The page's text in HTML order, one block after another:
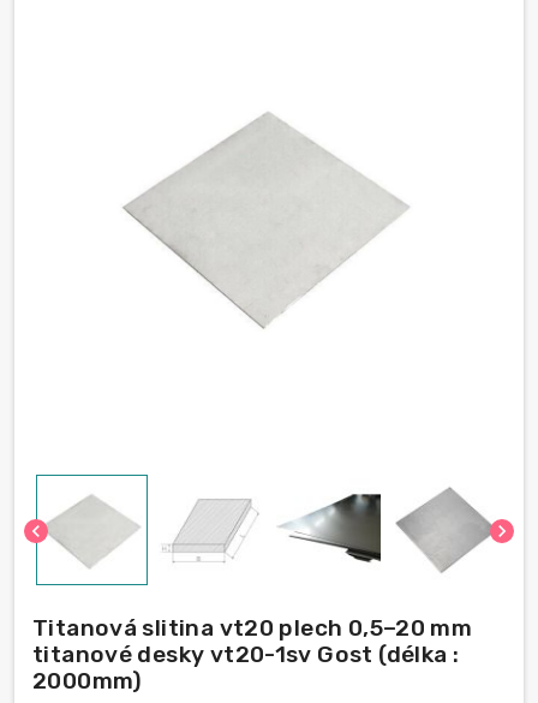
chevron_left chevron_right
Titanová slitina vt20 plech 0,5–20 mm
titanové desky vt20-1sv Gost (délka :
2000mm)